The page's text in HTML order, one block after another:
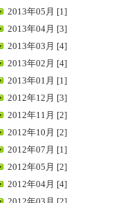
2013年05月 [1]
2013年04月 [3]
2013年03月 [4]
2013年02月 [4]
2013年01月 [1]
2012年12月 [3]
2012年11月 [2]
2012年10月 [2]
2012年07月 [1]
2012年05月 [2]
2012年04月 [4]